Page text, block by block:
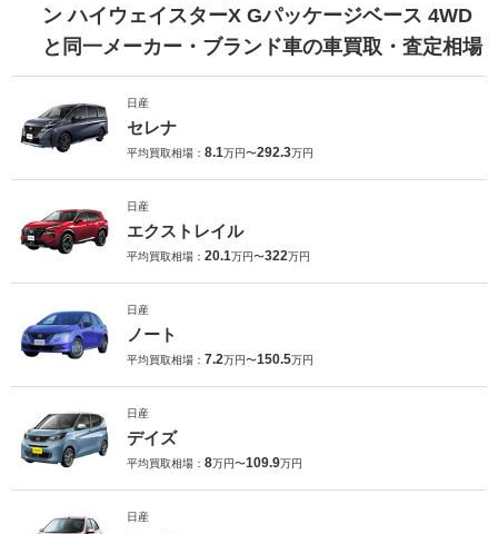
ン ハイウェイスターX Gパッケージベース 4WD
と同一メーカー・ブランド車の車買取・査定相場
日産
セレナ
平均買取相場： 8.1万円〜292.3万円
日産
エクストレイル
平均買取相場： 20.1万円〜322万円
日産
ノート
平均買取相場： 7.2万円〜150.5万円
日産
デイズ
平均買取相場： 8万円〜109.9万円
日産